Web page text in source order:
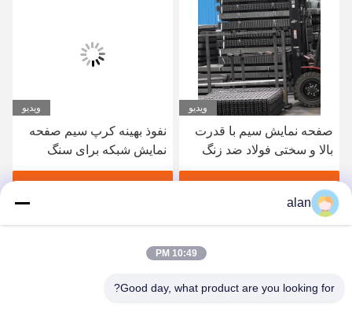
ویدیو
صفحه نمایش سیم با قدرت
بالا و سختی فولاد ضد زنگ
برای صنعت شیمیایی
بهترین قیمت رو بدست بیار
ویدیو
نفوذ بهینه کرپ سیم صفحه
نمایش شبکه برای سنگ
شکن سنگ شکن ذغال سنگ
alan
10:49 PM
Good day, what product are you looking for?